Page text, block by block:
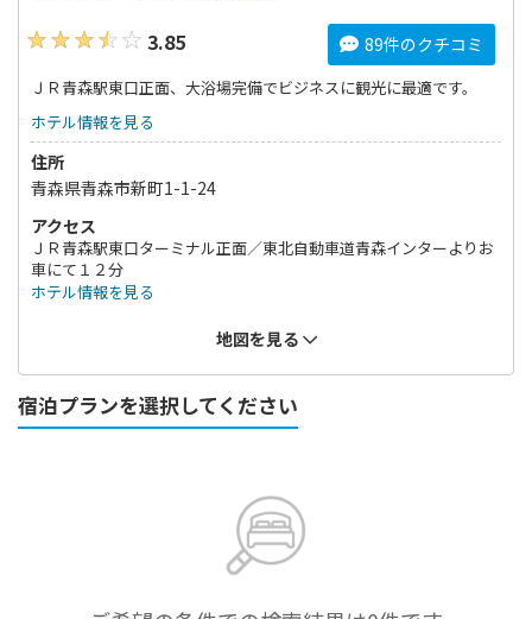
3.85
89件のクチコミ
ＪＲ青森駅東口正面、大浴場完備でビジネスに観光に最適です。
ホテル情報を見る
住所
青森県青森市新町1-1-24
アクセス
ＪＲ青森駅東口ターミナル正面／東北自動車道青森インターよりお
車にて１２分
ホテル情報を見る
地図を見る
宿泊プランを選択してください